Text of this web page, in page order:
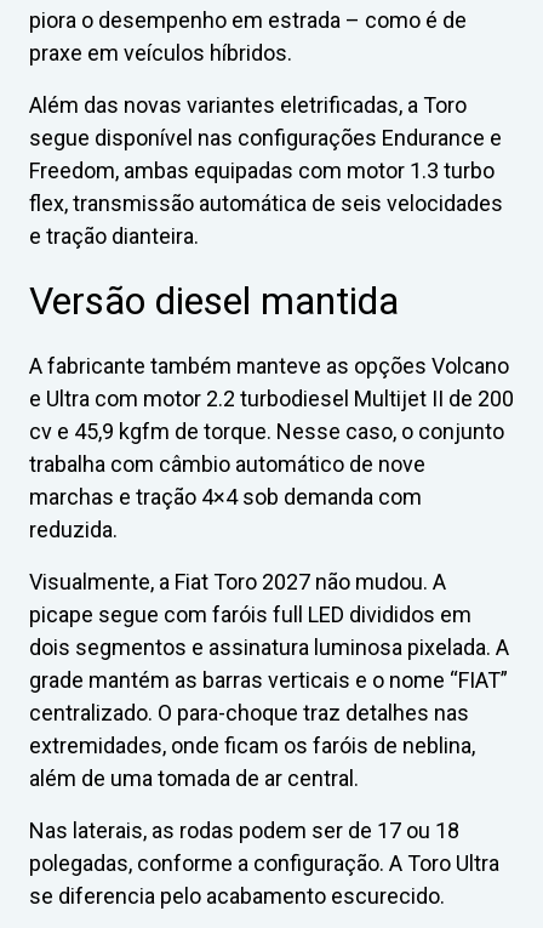
piora o desempenho em estrada – como é de
praxe em veículos híbridos.
Além das novas variantes eletrificadas, a Toro
segue disponível nas configurações Endurance e
Freedom, ambas equipadas com motor 1.3 turbo
flex, transmissão automática de seis velocidades
e tração dianteira.
Versão diesel mantida
A fabricante também manteve as opções Volcano
e Ultra com motor 2.2 turbodiesel Multijet II de 200
cv e 45,9 kgfm de torque. Nesse caso, o conjunto
trabalha com câmbio automático de nove
marchas e tração 4×4 sob demanda com
reduzida.
Visualmente, a Fiat Toro 2027 não mudou. A
picape segue com faróis full LED divididos em
dois segmentos e assinatura luminosa pixelada. A
grade mantém as barras verticais e o nome “FIAT”
centralizado. O para-choque traz detalhes nas
extremidades, onde ficam os faróis de neblina,
além de uma tomada de ar central.
Nas laterais, as rodas podem ser de 17 ou 18
polegadas, conforme a configuração. A Toro Ultra
se diferencia pelo acabamento escurecido.